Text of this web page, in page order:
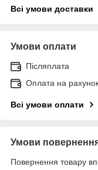
Всі умови доставки
Умови оплати
Післяплата
Оплата на
Всі умови оплати
Умови
Повернення товару